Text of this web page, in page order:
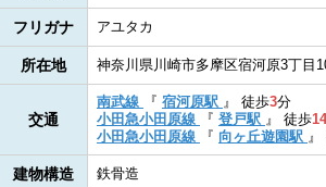
フリガナ アユタカ
所在地 神奈川県川崎市多摩区宿河原3丁目
交通
南武線 『 宿河原駅 』 徒歩3分
小田急小田原線
『 登戸駅 』 徒歩14
小田急小田原線
『 向ヶ丘遊園駅 』
建物構造 鉄骨造